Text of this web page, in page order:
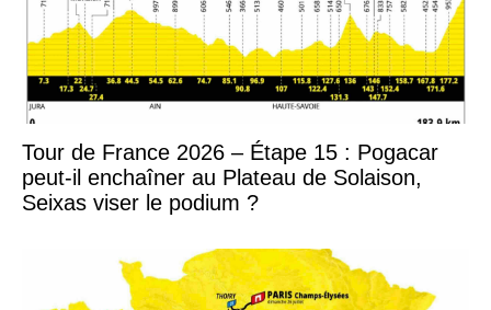
Tour de France 2026 – Étape 15 : Pogacar
peut-il enchaîner au Plateau de Solaison,
Seixas viser le podium ?